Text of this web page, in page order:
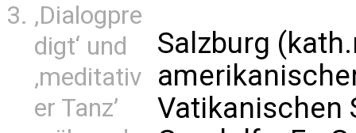
‚Dialogpre
digt‘ und
‚meditativ
er Tanz’
Salzburg
Vatikanischen